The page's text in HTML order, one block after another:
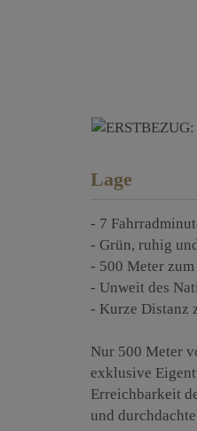
Lage
- 7
- Grün, ruhig
- 500 Meter
- Unweit des
- Kurze Distanz
Nur 500 Meter
exklusive
Erreichbarkeit
und